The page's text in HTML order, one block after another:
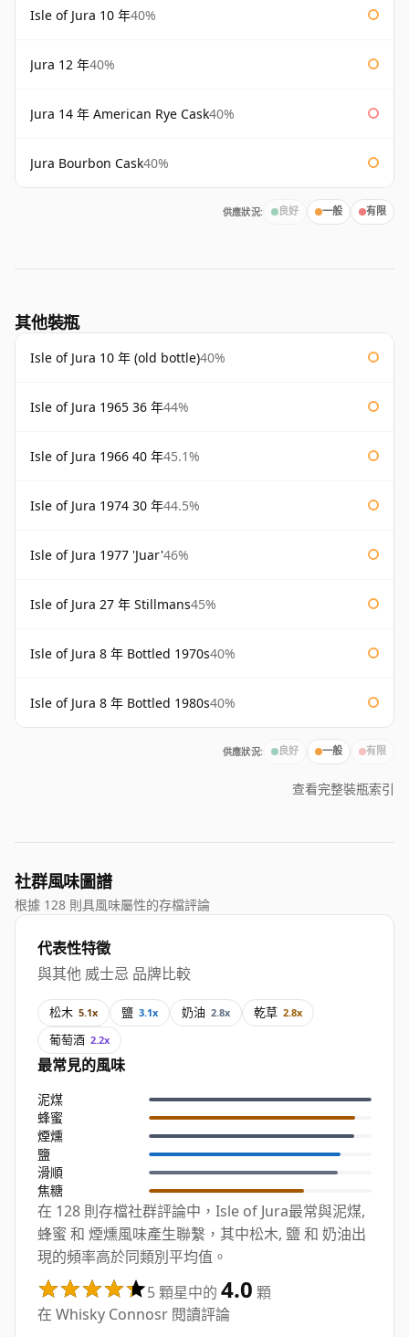
Isle of Jura 10 年40%
Jura 12 年40%
Jura 14 年 American Rye Cask40%
Jura Bourbon Cask40%
供應狀況: 良好 一般 有限
其他裝瓶
Isle of Jura 10 年 (old bottle)40%
Isle of Jura 1965 36 年44%
Isle of Jura 1966 40 年45.1%
Isle of Jura 1974 30 年44.5%
Isle of Jura 1977 'Juar'46%
Isle of Jura 27 年 Stillmans45%
Isle of Jura 8 年 Bottled 1970s40%
Isle of Jura 8 年 Bottled 1980s40%
供應狀況: 良好 一般 有限
查看完整裝瓶索引
社群風味圖譜
根據 128 則具風味屬性的存檔評論
代表性特徵
與其他 威士忌 品牌比較
松木 5.1x 鹽 3.1x 奶油 2.8x 乾草 2.8x
葡萄酒 2.2x
最常見的風味
泥煤
蜂蜜
煙燻
鹽
滑順
焦糖
在 128 則存檔社群評論中，Isle of Jura最常與泥煤,
蜂蜜 和 煙燻風味產生聯繫，其中松木, 鹽 和 奶油出
現的頻率高於同類別平均值。
5 顆星中的 4.0 顆
在 Whisky Connosr 閱讀評論